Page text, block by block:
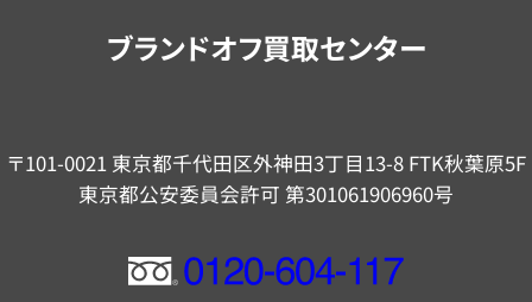
ブランドオフ買取センター
〒101-0021 東京都千代田区外神田3丁目13-8 FTK秋葉原5F
東京都公安委員会許可 第301061906960号
フ